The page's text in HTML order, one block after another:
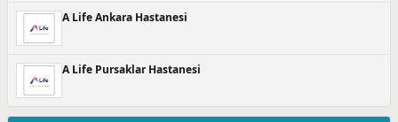
A Life Ankara Hastanesi
A Life Pursaklar Hastanesi